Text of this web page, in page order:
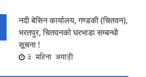
नदी बेसिन कार्यालय, गण्डकी (चितवन),
भरतपुर, चितवनको घरभाडा सम्बन्धी
सूचना !
3 महिना अगाडी